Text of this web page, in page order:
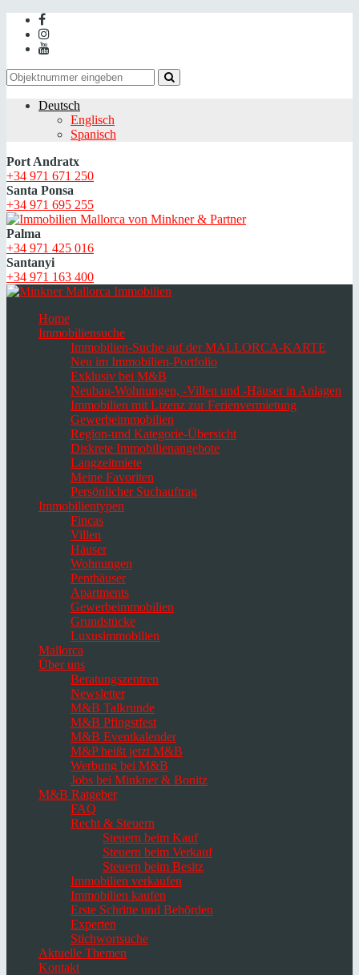
Deutsch
Englisch
Spanisch
Port Andratx
+34 971 671 250
Santa Ponsa
+34 971 695 255
Palma
+34 971 425 016
Santanyi
+34 971 163 400
Home
Immobiliensuche
Immobilien-Suche auf der MALLORCA-KARTE
Neu im Immobilien-Portfolio
Exklusiv bei M&B
Neubau-Wohnungen, -Villen und -Häuser in Anlagen
Immobilien mit Lizenz zur Ferienvermietung
Gewerbeimmobilien
Region-und Kategorie-Übersicht
Diskrete Immobilienangebote
Langzeitmiete
Meine Favoriten
Persönlicher Suchauftrag
Immobilientypen
Fincas
Villen
Häuser
Wohnungen
Penthäuser
Apartments
Gewerbeimmobilien
Grundstücke
Luxusimmobilien
Mallorca
Über uns
Beratungszentren
Newsletter
M&B Talkrunde
M&B Pfingstfest
M&B Eventkalender
M&P heißt jetzt M&B
Werbung bei M&B
Jobs bei Minkner & Bonitz
M&B Ratgeber
FAQ
Recht & Steuern
Steuern beim Kauf
Steuern beim Verkauf
Steuern beim Besitz
Immobilien verkaufen
Immobilien kaufen
Erste Schritte und Behörden
Experten
Stichwortsuche
Aktuelle Themen
Kontakt